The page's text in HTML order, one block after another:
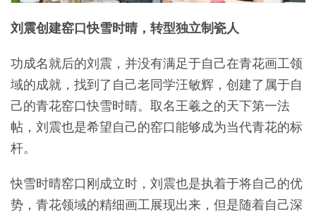
刘震创建窑口快雪时晴，转型独立制瓷人
功成名就后的刘震，并没有满足于自己在青花画工领
域的成就，找到了自己老同学汪敏辉，创建了属于自
己的青花窑口快雪时晴。取名王羲之的天下第一法
帖，刘震也是希望自己的窑口能够成为当代青花的标
杆。
快雪时晴窑口刚成立时，刘震也是执着于将自己的优
势，青花领域的精细画工展现出来，但是随着自己深